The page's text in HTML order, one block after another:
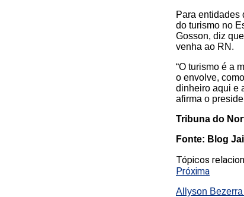
Para entidades
do turismo no
Gosson, diz
venha ao RN.
“O turismo é a
o envolve,
dinheiro aqui e
afirma o
Tribuna do
Fonte: Blog
Tópicos
Próxima
Allyson